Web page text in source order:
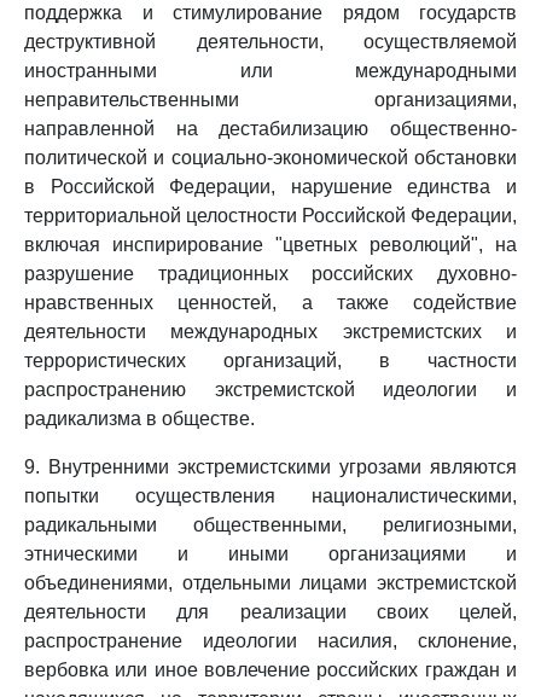
поддержка и стимулирование рядом государств
деструктивной деятельности, осуществляемой
иностранными или международными
неправительственными организациями,
направленной на дестабилизацию общественно-
политической и социально-экономической обстановки
в Российской Федерации, нарушение единства и
территориальной целостности Российской Федерации,
включая инспирирование "цветных революций", на
разрушение традиционных российских духовно-
нравственных ценностей, а также содействие
деятельности международных экстремистских и
террористических организаций, в частности
распространению экстремистской идеологии и
радикализма в обществе.
9. Внутренними экстремистскими угрозами являются
попытки осуществления националистическими,
радикальными общественными, религиозными,
этническими и иными организациями и
объединениями, отдельными лицами экстремистской
деятельности для реализации своих целей,
распространение идеологии насилия, склонение,
вербовка или иное вовлечение российских граждан и